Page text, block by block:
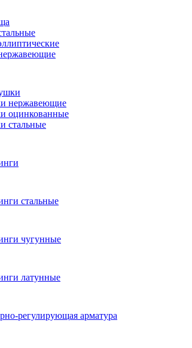
нержавеющие
оцинкованные
стальные
стальные
чугунные
латунные
регулирующая арматура